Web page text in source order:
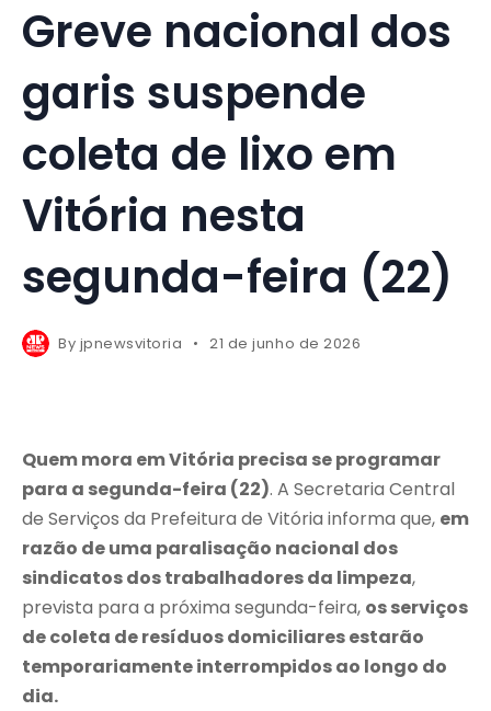
Greve nacional dos
garis suspende
coleta de lixo em
Vitória nesta
segunda-feira (22)
By jpnewsvitoria 21 de junho de 2026
Quem mora em Vitória precisa se programar
para a segunda-feira (22). A Secretaria Central
de Serviços da Prefeitura de Vitória informa que, em
razão de uma paralisação nacional dos
sindicatos dos trabalhadores da limpeza,
prevista para a próxima segunda-feira, os serviços
de coleta de resíduos domiciliares estarão
temporariamente interrompidos ao longo do
dia.